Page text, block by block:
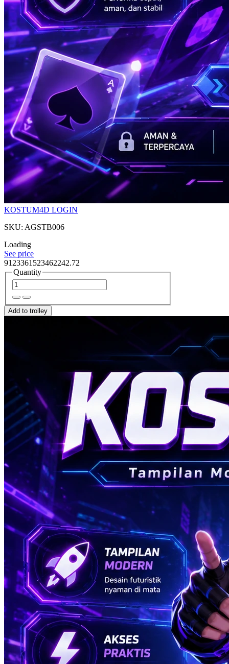
KOSTUM4D LOGIN
SKU: AGSTB006
Loading
See price
9123361523462242.72
Quantity
Add to trolley